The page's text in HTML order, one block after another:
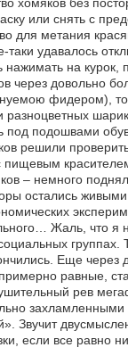
или снять с
для метания
удавалось
на курок,
через довольно
фидером),
под подошвами
решили
пищевым
– немного
остались
Жаль, что я
группах.
Еще через
равные,
рев
Звучит
если все равно